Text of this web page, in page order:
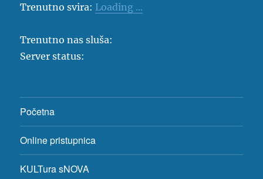
Trenutno svira: Loading ...
Trenutno nas sluša:
Server status:
Početna
Online pristupnica
KULTura sNOVA